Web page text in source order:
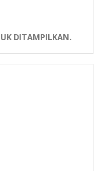
DITAMPILKAN.